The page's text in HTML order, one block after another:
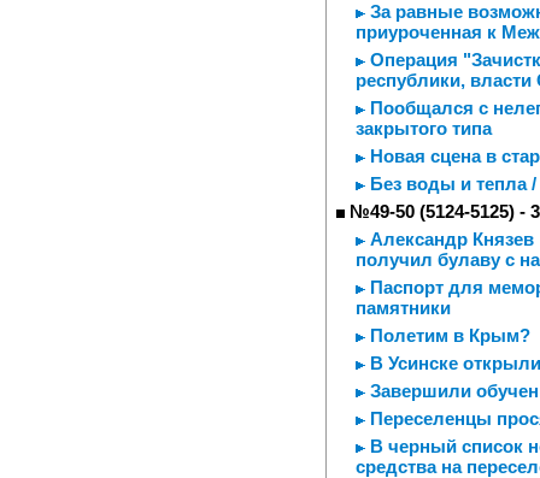
За равные
приуроченная к
Операция
республики,
Пообщался с
закрытого типа
Новая сцена в
Без воды и тепла
№49-50 (5124-5125) -
Александр Князев
получил булаву с
Паспорт для
памятники
Полетим в Крым?
В Усинске
Завершили
Переселенцы
В черный список
средства на